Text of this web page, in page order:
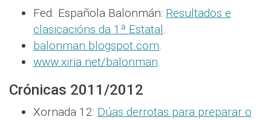
Fed. Española Balonmán: Resultados e
clasicacións da 1ª Estatal.
balonman.blogspot.com.
www.xiria.net/balonman.
Crónicas 2011/2012
Xornada 12: Dúas derrotas para preparar o